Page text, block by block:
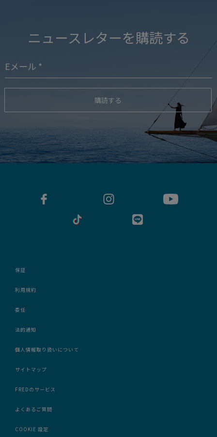
ニュースレターを購読する
購読する
保証
利用規約
委任
法的通知
個人情報取り扱いについて
サイトマップ
FREDのサービス
よくあるご質問
COOKIE 設定